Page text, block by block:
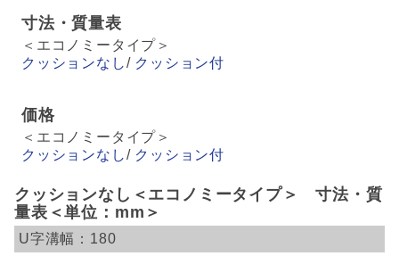
寸法・質量表
＜エコノミータイプ＞
クッションなし/ クッション付
価格
＜エコノミータイプ＞
クッションなし/ クッション付
クッションなし＜エコノミータイプ＞ 寸法・質
量表＜単位：mm＞
180